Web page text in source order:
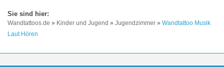
Wandtattoos.de » Kinder und Jugend » Jugendzimmer » Wandtattoo Musik
Laut Hören